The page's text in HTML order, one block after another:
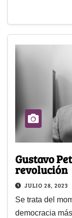
Gustavo
revolución
JULIO 28, 2023
Se trata del
democracia